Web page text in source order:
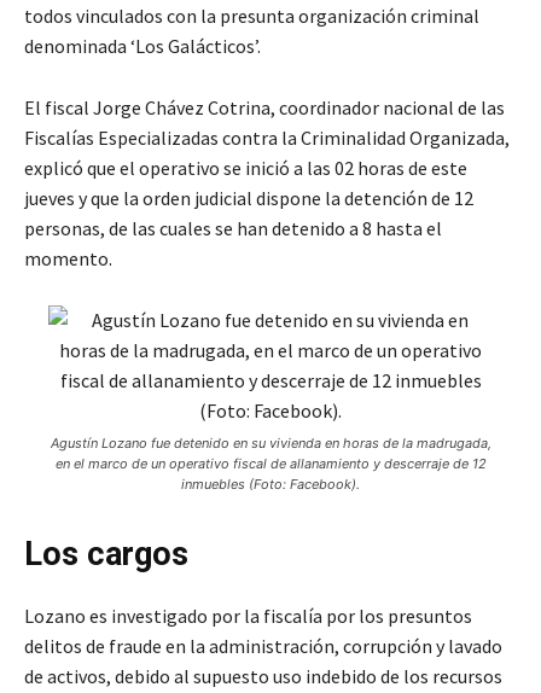
todos vinculados con la presunta organización criminal
denominada ‘Los Galácticos’.
El fiscal Jorge Chávez Cotrina, coordinador nacional de las
Fiscalías Especializadas contra la Criminalidad Organizada,
explicó que el operativo se inició a las 02 horas de este
jueves y que la orden judicial dispone la detención de 12
personas, de las cuales se han detenido a 8 hasta el
momento.
Agustín Lozano fue detenido en su vivienda en horas de la madrugada,
en el marco de un operativo fiscal de allanamiento y descerraje de 12
inmuebles (Foto: Facebook).
Los cargos
Lozano es investigado por la fiscalía por los presuntos
delitos de fraude en la administración, corrupción y lavado
de activos, debido al supuesto uso indebido de los recursos